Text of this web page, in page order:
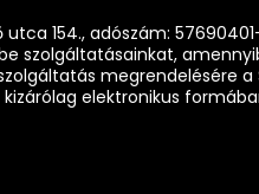
utca 154., adószám:
szolgáltatásainkat,
megrendelésére
elektronikus